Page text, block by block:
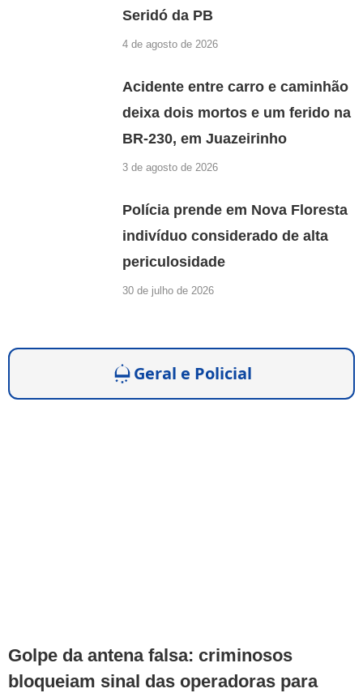
Seridó da PB
4 de agosto de 2026
Acidente entre carro e caminhão
deixa dois mortos e um ferido na
BR-230, em Juazeirinho
3 de agosto de 2026
Polícia prende em Nova Floresta
indivíduo considerado de alta
periculosidade
30 de julho de 2026
Geral e Policial
Golpe da antena falsa: criminosos
bloqueiam sinal das operadoras para